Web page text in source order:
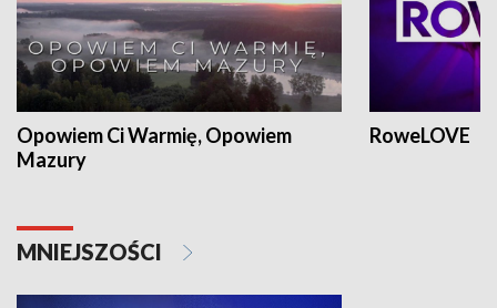
Opowiem Ci Warmię, Opowiem
Mazury
RoweLOVE
MNIEJSZOŚCI